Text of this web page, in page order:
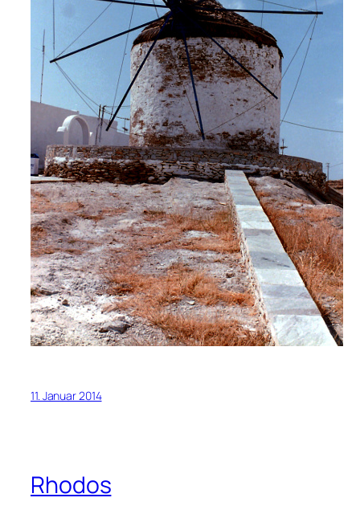
11. Januar 2014
Rhodos